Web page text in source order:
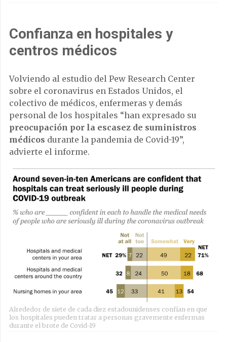
Confianza en hospitales y
centros médicos
Volviendo al estudio del Pew Research Center
sobre el coronavirus en Estados Unidos, el
colectivo de médicos, enfermeras y demás
personal de los hospitales “han expresado su
preocupación por la escasez de suministros
médicos durante la pandemia de Covid-19”,
advierte el informe.
Alrededor de siete de cada diez estadounidenses confían en que
los hospitales pueden tratar a personas gravemente enfermas
durante el brote de Covid-19